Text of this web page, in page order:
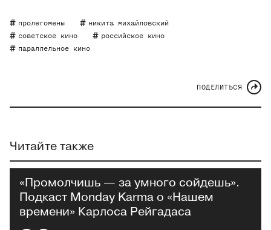
пролегомены
никита михайловский
советское кино
российское кино
параллельное кино
ПОДЕЛИТЬСЯ
Читайте также
«Промолчишь — за умного сойдешь».
Подкаст Monday Karma о «Нашем
времени» Карлоса Рейгадаса